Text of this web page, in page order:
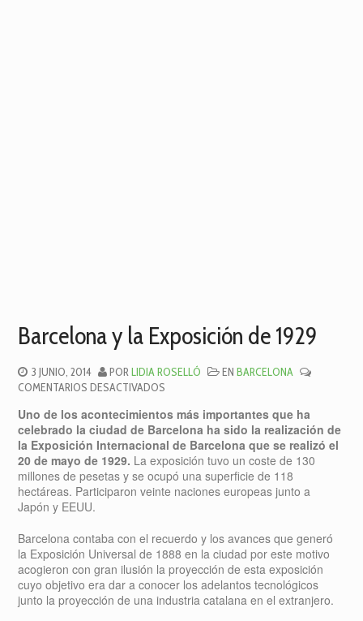
Barcelona y la Exposición de 1929
3 JUNIO, 2014 PORLIDIA ROSELLÓ ENBARCELONA
COMENTARIOS DESACTIVADOS
Y
LA
EXPOSICIÓN
DE
1929
Uno de los acontecimientos más importantes que ha
celebrado la ciudad de Barcelona ha sido la realización de
la Exposición Internacional de Barcelona que se realizó el
20 de mayo de 1929. La exposición tuvo un coste de 130
millones de pesetas y se ocupó una superficie de 118
hectáreas. Participaron veinte naciones europeas junto a
Japón y EEUU.
Barcelona contaba con el recuerdo y los avances que generó
la Exposición Universal de 1888 en la ciudad por este motivo
acogieron con gran ilusión la proyección de esta exposición
cuyo objetivo era dar a conocer los adelantos tecnológicos
junto la proyección de una industria catalana en el extranjero.